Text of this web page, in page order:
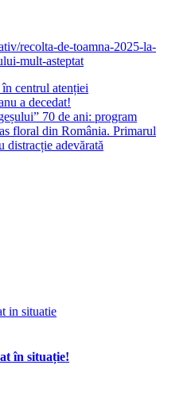
recolta-de-toamna-2025-la-
mult-asteptat
centrul atenției
a decedat!
70 de ani: program
floral din România. Primarul
distracție adevărată
în situație!